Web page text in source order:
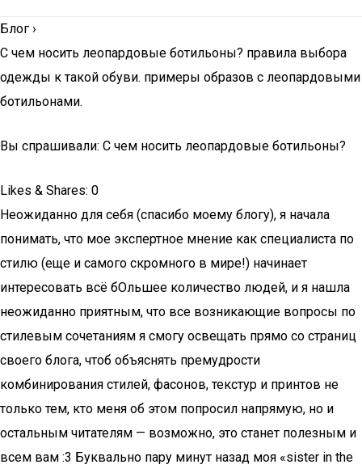
Блог ›
С чем носить леопардовые ботильоны? правила выбора
одежды к такой обуви. примеры образов с леопардовыми
ботильонами.
Вы спрашивали: С чем носить леопардовые ботильоны?
Likes & Shares: 0
Неожиданно для себя (спасибо моему блогу), я начала
понимать, что мое экспертное мнение как специалиста по
стилю (еще и самого скромного в мире!) начинает
интересовать всё бОльшее количество людей, и я нашла
неожиданно приятным, что все возникающие вопросы по
стилевым сочетаниям я смогу освещать прямо со страниц
своего блога, чтоб объяснять премудрости
комбинирования стилей, фасонов, текстур и принтов не
только тем, кто меня об этом попросил напрямую, но и
остальным читателям — возможно, это станет полезным и
всем вам :3 Буквально пару минут назад моя «sister in the